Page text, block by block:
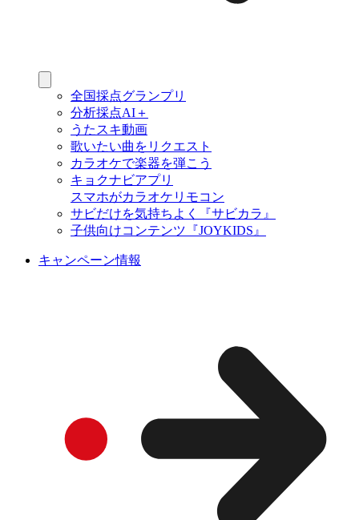
全国採点グランプリ
分析採点AI＋
うたスキ動画
歌いたい曲をリクエスト
カラオケで楽器を弾こう
キョクナビアプリ
スマホがカラオケリモコン
サビだけを気持ちよく『サビカラ』
子供向けコンテンツ『JOYKIDS』
キャンペーン情報